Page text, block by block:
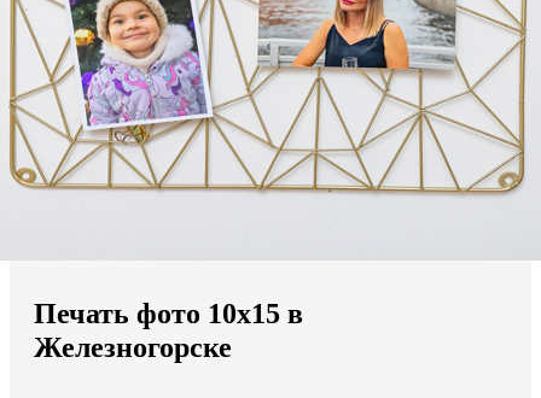
Мы доставляем по всему миру
Продолжить без города
Печать фото 10х15 в
Железногорске